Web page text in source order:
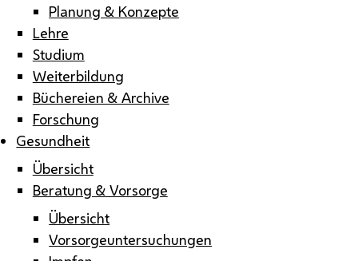
Planung & Konzepte
Lehre
Studium
Weiterbildung
Büchereien & Archive
Forschung
Gesundheit
Übersicht
Beratung & Vorsorge
Übersicht
Vorsorgeuntersuchungen